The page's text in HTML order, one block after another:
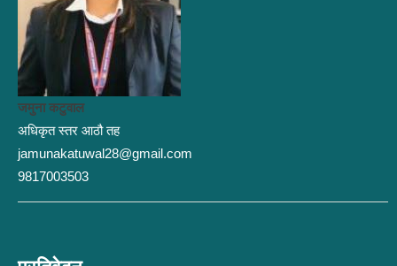
जमुना कटुवाल
अधिकृत स्तर आठौ तह
jamunakatuwal28@gmail.com
9817003503